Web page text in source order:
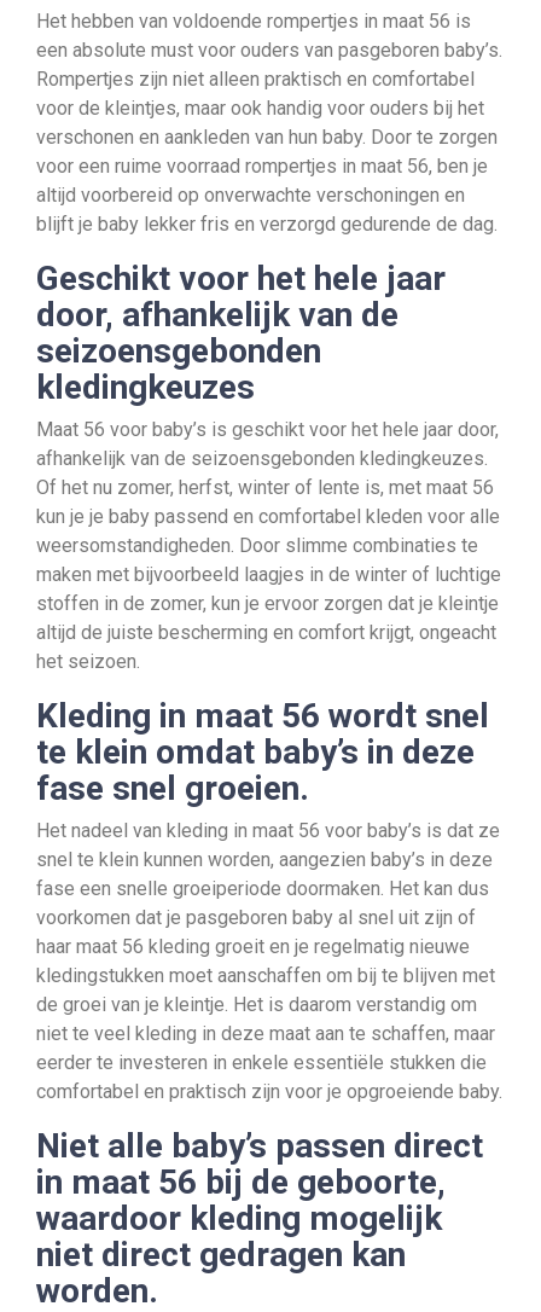
Het hebben van voldoende rompertjes in maat 56 is
een absolute must voor ouders van pasgeboren baby’s.
Rompertjes zijn niet alleen praktisch en comfortabel
voor de kleintjes, maar ook handig voor ouders bij het
verschonen en aankleden van hun baby. Door te zorgen
voor een ruime voorraad rompertjes in maat 56, ben je
altijd voorbereid op onverwachte verschoningen en
blijft je baby lekker fris en verzorgd gedurende de dag.
Geschikt voor het hele jaar
door, afhankelijk van de
seizoensgebonden
kledingkeuzes
Maat 56 voor baby’s is geschikt voor het hele jaar door,
afhankelijk van de seizoensgebonden kledingkeuzes.
Of het nu zomer, herfst, winter of lente is, met maat 56
kun je je baby passend en comfortabel kleden voor alle
weersomstandigheden. Door slimme combinaties te
maken met bijvoorbeeld laagjes in de winter of luchtige
stoffen in de zomer, kun je ervoor zorgen dat je kleintje
altijd de juiste bescherming en comfort krijgt, ongeacht
het seizoen.
Kleding in maat 56 wordt snel
te klein omdat baby’s in deze
fase snel groeien.
Het nadeel van kleding in maat 56 voor baby’s is dat ze
snel te klein kunnen worden, aangezien baby’s in deze
fase een snelle groeiperiode doormaken. Het kan dus
voorkomen dat je pasgeboren baby al snel uit zijn of
haar maat 56 kleding groeit en je regelmatig nieuwe
kledingstukken moet aanschaffen om bij te blijven met
de groei van je kleintje. Het is daarom verstandig om
niet te veel kleding in deze maat aan te schaffen, maar
eerder te investeren in enkele essentiële stukken die
comfortabel en praktisch zijn voor je opgroeiende baby.
Niet alle baby’s passen direct
in maat 56 bij de geboorte,
waardoor kleding mogelijk
niet direct gedragen kan
worden.